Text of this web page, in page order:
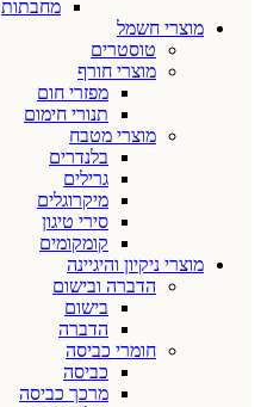
מחבתות
מוצרי חשמל
טוסטרים
מוצרי חורף
מפזרי חום
תנורי חימום
מוצרי מטבח
בלנדרים
גרילים
מיקרוגלים
סירי טיגון
קומקומים
מוצרי ניקיון והיגיינה
הדברה ובישום
בישום
הדברה
חומרי כביסה
כביסה
מרכך כביסה